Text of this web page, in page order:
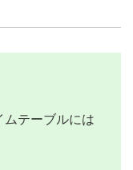
ムテーブルには